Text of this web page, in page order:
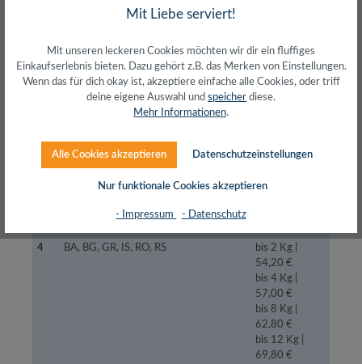
EE, FI, HR, LV, LT, IE, PT, SE, ES
bis 4 Kg |
32,60 €
bis 8 Kg |
36,10 €
44,30 €
48,30 €
4 BA, BG, GR, IS, RO, RS
bis 2 Kg |
54,20 €
bis 4 Kg |
57,00 €
bis 8 Kg |
62,80 €
bis 12 Kg |
69,80 €
Mit Liebe serviert!
Mit unseren leckeren Cookies möchten wir dir ein fluffiges
Einkaufserlebnis bieten. Dazu gehört z.B. das Merken von Einstellungen.
Wenn das für dich okay ist, akzeptiere einfache alle Cookies, oder triff
deine eigene Auswahl und speicher diese.
Mehr Informationen.
Alle Cookies akzeptieren Datenschutzeinstellungen
Nur funktionale Cookies akzeptieren
- Impressum - Datenschutz